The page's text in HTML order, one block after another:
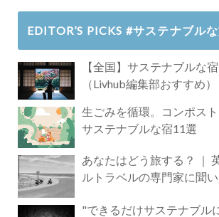
EDITOR’S PICKS #サステナブル
【全国】サステナブルな
（Livhub編集部おすすめ）
生ごみを循環。コンポス
サステナブルな宿11選
あなたはどう旅する？ ｜ 英国サステナブ
ルトラベルの専門家に聞
"できるだけサステナブル